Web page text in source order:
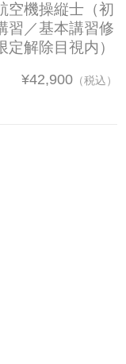
空機操縦士（初
習／基本講習修
定解除目視内）
¥42,900 （税込）